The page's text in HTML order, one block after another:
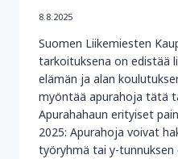
8.8.2025
Suomen Liikemiesten
tarkoituksena on edistää
elämän ja alan
myöntää apurahoja tätä
Apurahahaun erityiset
2025: Apurahoja voivat
työryhmä tai y-